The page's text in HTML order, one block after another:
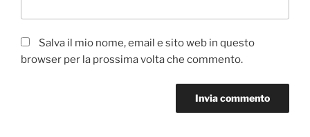
Salva il mio nome, email e sito web in questo
browser per la prossima volta che commento.